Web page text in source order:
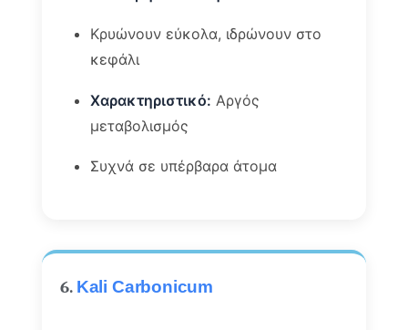
Κρυώνουν εύκολα, ιδρώνουν στο
κεφάλι
Χαρακτηριστικό: Αργός
μεταβολισμός
Συχνά σε υπέρβαρα άτομα
6. Kali Carbonicum